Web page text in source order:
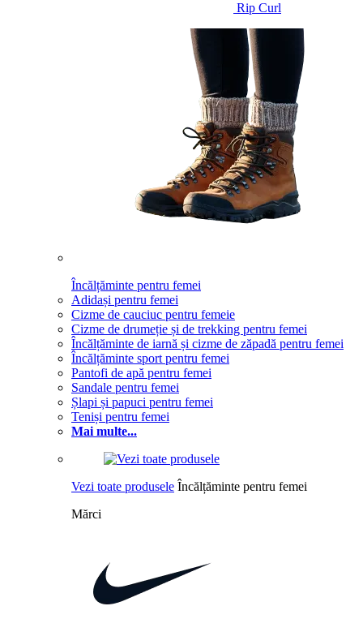
Rip Curl
Încălțăminte pentru femei
Adidași pentru femei
Cizme de cauciuc pentru femeie
Cizme de drumeție și de trekking pentru femei
Încălțăminte de iarnă și cizme de zăpadă pentru femei
Încălțăminte sport pentru femei
Pantofi de apă pentru femei
Sandale pentru femei
Șlapi și papuci pentru femei
Teniși pentru femei
Mai multe...
Vezi toate produsele Încălțăminte pentru femei
Mărci